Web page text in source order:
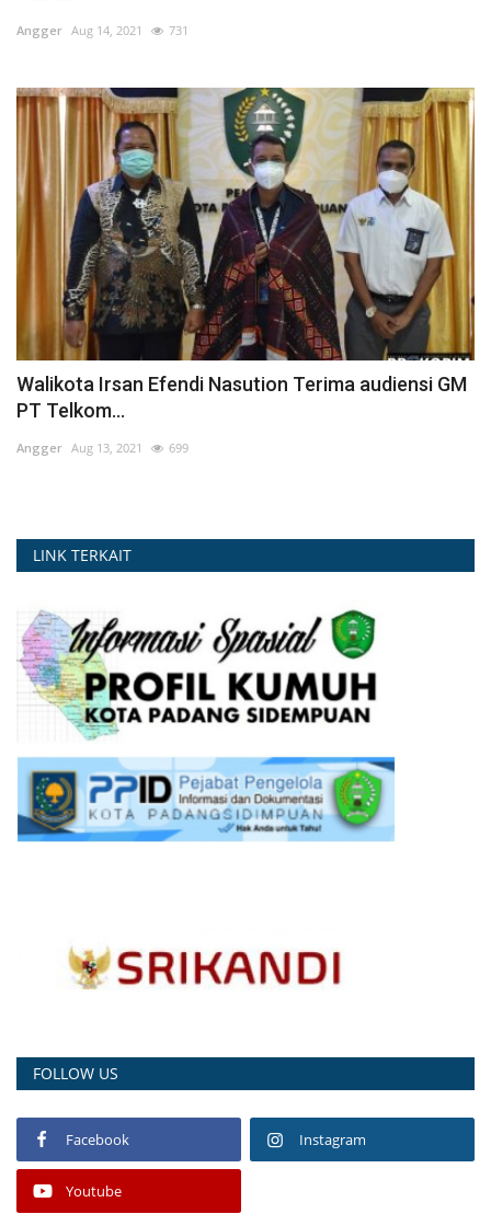
Angger Aug 14, 2021 731
Walikota Irsan Efendi Nasution Terima audiensi GM
PT Telkom...
Angger Aug 13, 2021 699
LINK TERKAIT
FOLLOW US
Facebook Instagram
Youtube